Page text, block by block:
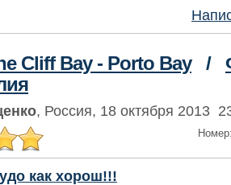
Cliff Bay - Porto Bay/
, Россия, 18 октября 2013
как хорош!!!